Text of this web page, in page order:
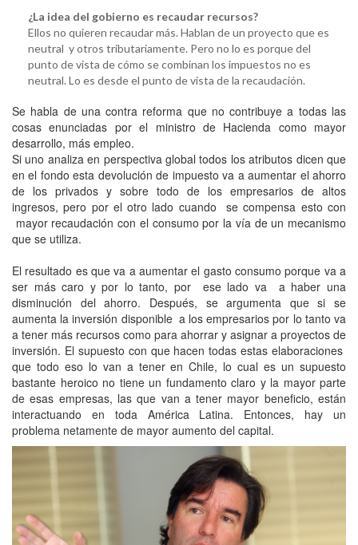
¿La idea del gobierno es recaudar recursos?
Ellos no quieren recaudar más. Hablan de un proyecto que es
neutral y otros tributariamente. Pero no lo es porque del
punto de vista de cómo se combinan los impuestos no es
neutral. Lo es desde el punto de vista de la recaudación.
Se habla de una contra reforma que no contribuye a todas las
cosas enunciadas por el ministro de Hacienda como mayor
desarrollo, más empleo.
Si uno analiza en perspectiva global todos los atributos dicen que
en el fondo esta devolución de impuesto va a aumentar el ahorro
de los privados y sobre todo de los empresarios de altos
ingresos, pero por el otro lado cuando se compensa esto con
mayor recaudación con el consumo por la vía de un mecanismo
que se utiliza.
El resultado es que va a aumentar el gasto consumo porque va a
ser más caro y por lo tanto, por ese lado va a haber una
disminución del ahorro. Después, se argumenta que si se
aumenta la inversión disponible a los empresarios por lo tanto va
a tener más recursos como para ahorrar y asignar a proyectos de
inversión. El supuesto con que hacen todas estas elaboraciones
que todo eso lo van a tener en Chile, lo cual es un supuesto
bastante heroico no tiene un fundamento claro y la mayor parte
de esas empresas, las que van a tener mayor beneficio, están
interactuando en toda América Latina. Entonces, hay un
problema netamente de mayor aumento del capital.